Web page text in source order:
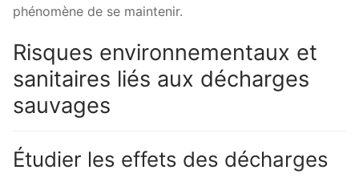
phénomène de se maintenir.
Risques environnementaux et
sanitaires liés aux décharges
sauvages
Étudier les effets des décharges